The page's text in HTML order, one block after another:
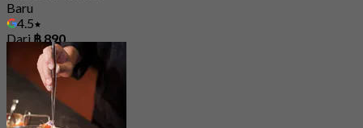
Baru
4.5
Dari฿ 890